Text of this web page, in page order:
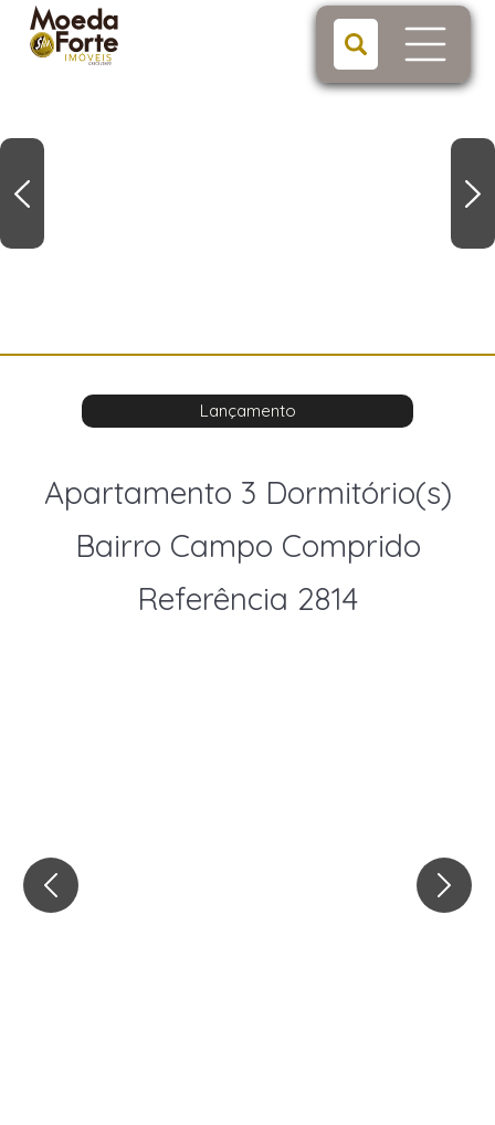
Lançamento
Apartamento 3 Dormitório(s)
Bairro Campo Comprido
Referência 2814